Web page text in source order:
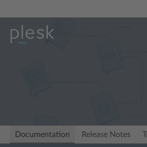
Documentation Release Notes